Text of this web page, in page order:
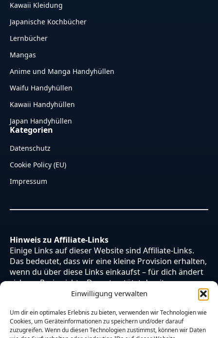
Einwilligung verwalten
Um dir ein optimales Erlebnis zu bieten, verwenden wir Technologien wie
Cookies, um Geräteinformationen zu speichern und/oder darauf
zuzugreifen. Wenn du diesen Technologien zustimmst, können wir Daten
Kawaii Kleidung
Japanische Kochbücher
Lernbücher
Mangas
Anime und Manga Handyhüllen
Waifu Handyhüllen
Kawaii Handyhüllen
Japan Handyhüllen
Kategorien
Datenschutz
Cookie Policy (EU)
Impressum
Hinweis zu Affiliate-Links
Einige Links auf dieser Website sind Affiliate-Links.
Das bedeutet, dass wir eine kleine Provision erhalten,
wenn du über diese Links einkaufst – für dich ändert
sich am Preis nichts. Du unterstützt damit unsere
Arbeit. Vielen Dank dafür!